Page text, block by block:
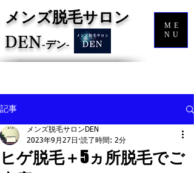
メンズ脱毛サロン
DEN‐デン‐
ME
NU
記事
ヒゲ脱毛＋5ヵ所脱毛でご
メンズ脱毛サロンDEN
2023年9月27日 読了時間: 2分